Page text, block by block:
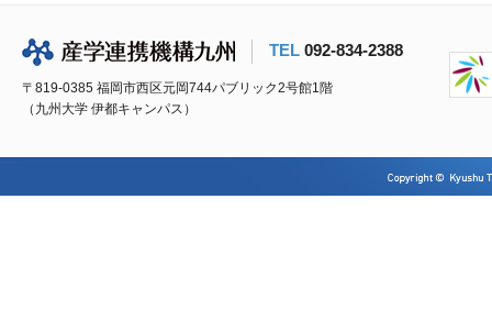
TEL 092-834-2388
〒819-0385 福岡市西区元岡744パブリック2号館1階
（九州大学 伊都キャンパス）